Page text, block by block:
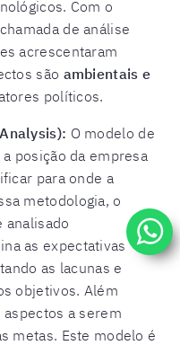
Com o
de análise
acrescentaram
são ambientais e
políticos.
O modelo de
posição da empresa
para onde a
metodologia, o
analisado
as expectativas
as lacunas e
objetivos. Além
a serem
metas. Este modelo é